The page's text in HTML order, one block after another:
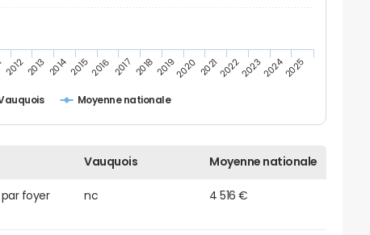
Moyenne nationale
20122013 201420152016 2017 201820192020 20212022202320242025
Vauquois Moyenne nationale
foyer
nc 4 516 €